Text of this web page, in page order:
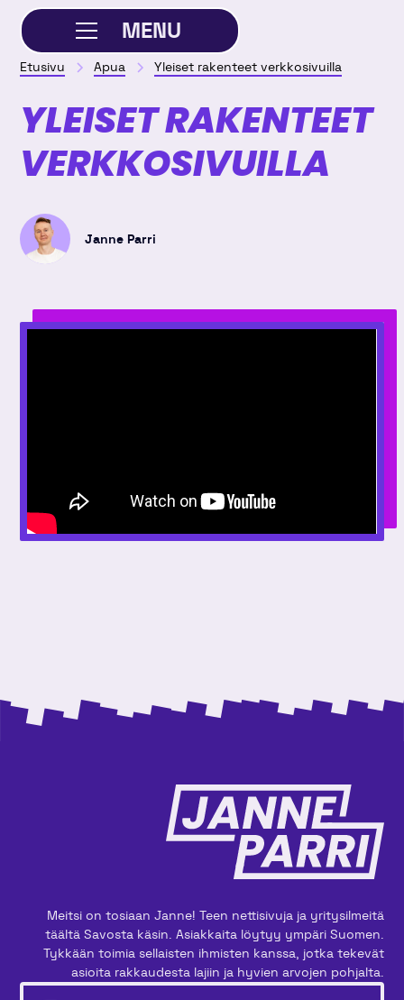
MENU
SULJE
Etusivu Apua Yleiset rakenteet verkkosivuilla
YLEISET RAKENTEET
VERKKOSIVUILLA
Janne Parri
Meitsi on tosiaan Janne! Teen nettisivuja ja yritysilmeitä
täältä Savosta käsin. Asiakkaita löytyy ympäri Suomen.
Tykkään toimia sellaisten ihmisten kanssa, jotka tekevät
asioita rakkaudesta lajiin ja hyvien arvojen pohjalta.